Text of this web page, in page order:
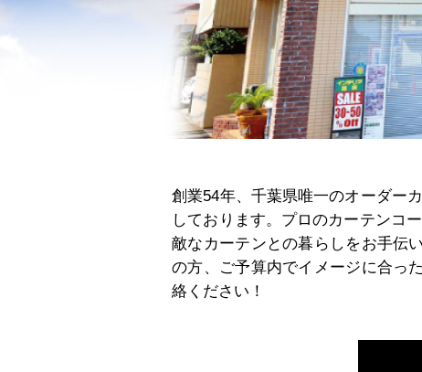
創業54年、千葉県唯一のオーダー
しております。プロのカーテンコ
敵なカーテンとの暮らしをお手伝
の方、ご予算内でイメージに合っ
絡ください！